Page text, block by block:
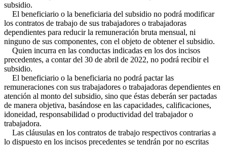
subsidio.
El beneficiario o la beneficiaria del subsidio no podrá modificar
los contratos de trabajo de sus trabajadores o trabajadoras
dependientes para reducir la remuneración bruta mensual, ni
ninguno de sus componentes, con el objeto de obtener el subsidio.
Quien incurra en las conductas indicadas en los dos incisos
precedentes, a contar del 30 de abril de 2022, no podrá recibir el
subsidio.
El beneficiario o la beneficiaria no podrá pactar las
remuneraciones con sus trabajadores o trabajadoras dependientes en
atención al monto del subsidio, sino que éstas deberán ser pactadas
de manera objetiva, basándose en las capacidades, calificaciones,
idoneidad, responsabilidad o productividad del trabajador o
trabajadora.
Las cláusulas en los contratos de trabajo respectivos contrarias a
lo dispuesto en los incisos precedentes se tendrán por no escritas